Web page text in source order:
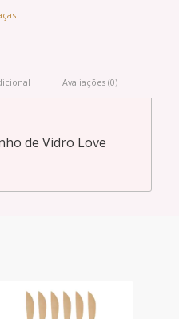
Avaliações (0)
de Vidro Love